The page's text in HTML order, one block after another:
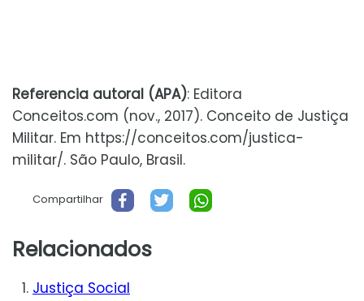
Referencia autoral (APA): Editora
Conceitos.com (nov., 2017). Conceito de Justiça
Militar. Em https://conceitos.com/justica-
militar/. São Paulo, Brasil.
Compartilhar
Relacionados
Justiça Social